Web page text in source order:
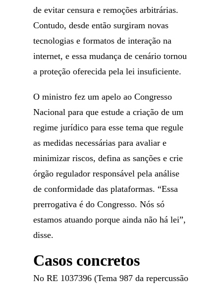
de evitar censura e remoções arbitrárias.
Contudo, desde então surgiram novas
tecnologias e formatos de interação na
internet, e essa mudança de cenário tornou
a proteção oferecida pela lei insuficiente.
O ministro fez um apelo ao Congresso
Nacional para que estude a criação de um
regime jurídico para esse tema que regule
as medidas necessárias para avaliar e
minimizar riscos, defina as sanções e crie
órgão regulador responsável pela análise
de conformidade das plataformas. “Essa
prerrogativa é do Congresso. Nós só
estamos atuando porque ainda não há lei”,
disse.
Casos concretos
No RE 1037396 (Tema 987 da repercussão